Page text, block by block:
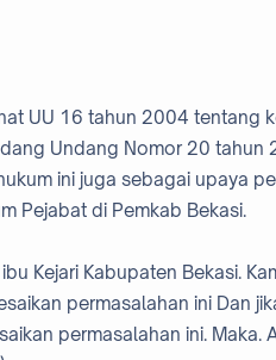
UU 16 tahun 2004 tentang
Undang Nomor 20
ini juga sebagai upaya
Pejabat di Pemkab Bekasi.
Kejari Kabupaten Bekasi.
permasalahan ini Dan
permasalahan ini. Maka.